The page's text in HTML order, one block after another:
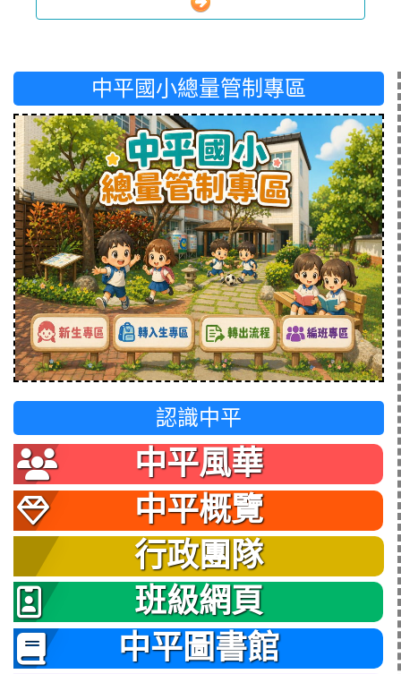
中平國小總量管制專區
認識中平
中平風華
中平概覽
行政團隊
班級網頁
中平圖書館